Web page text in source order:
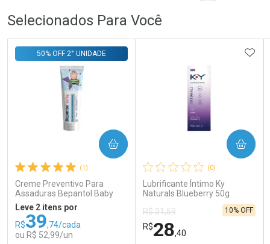
Selecionados Para Você
(1)
Creme Preventivo Para
Assaduras Bepantol Baby
Toy Story Personagens
Sortidos 120g
50% OFF 2° UNIDADE
Leve 2 itens por
R$39,74/cada
ou R$ 52,99/un
COMPRAR
(0)
Lubrificante Íntimo Ky
Naturals Blueberry 50g
R$ 31,59
R$28,40
10% OFF
COMPRAR